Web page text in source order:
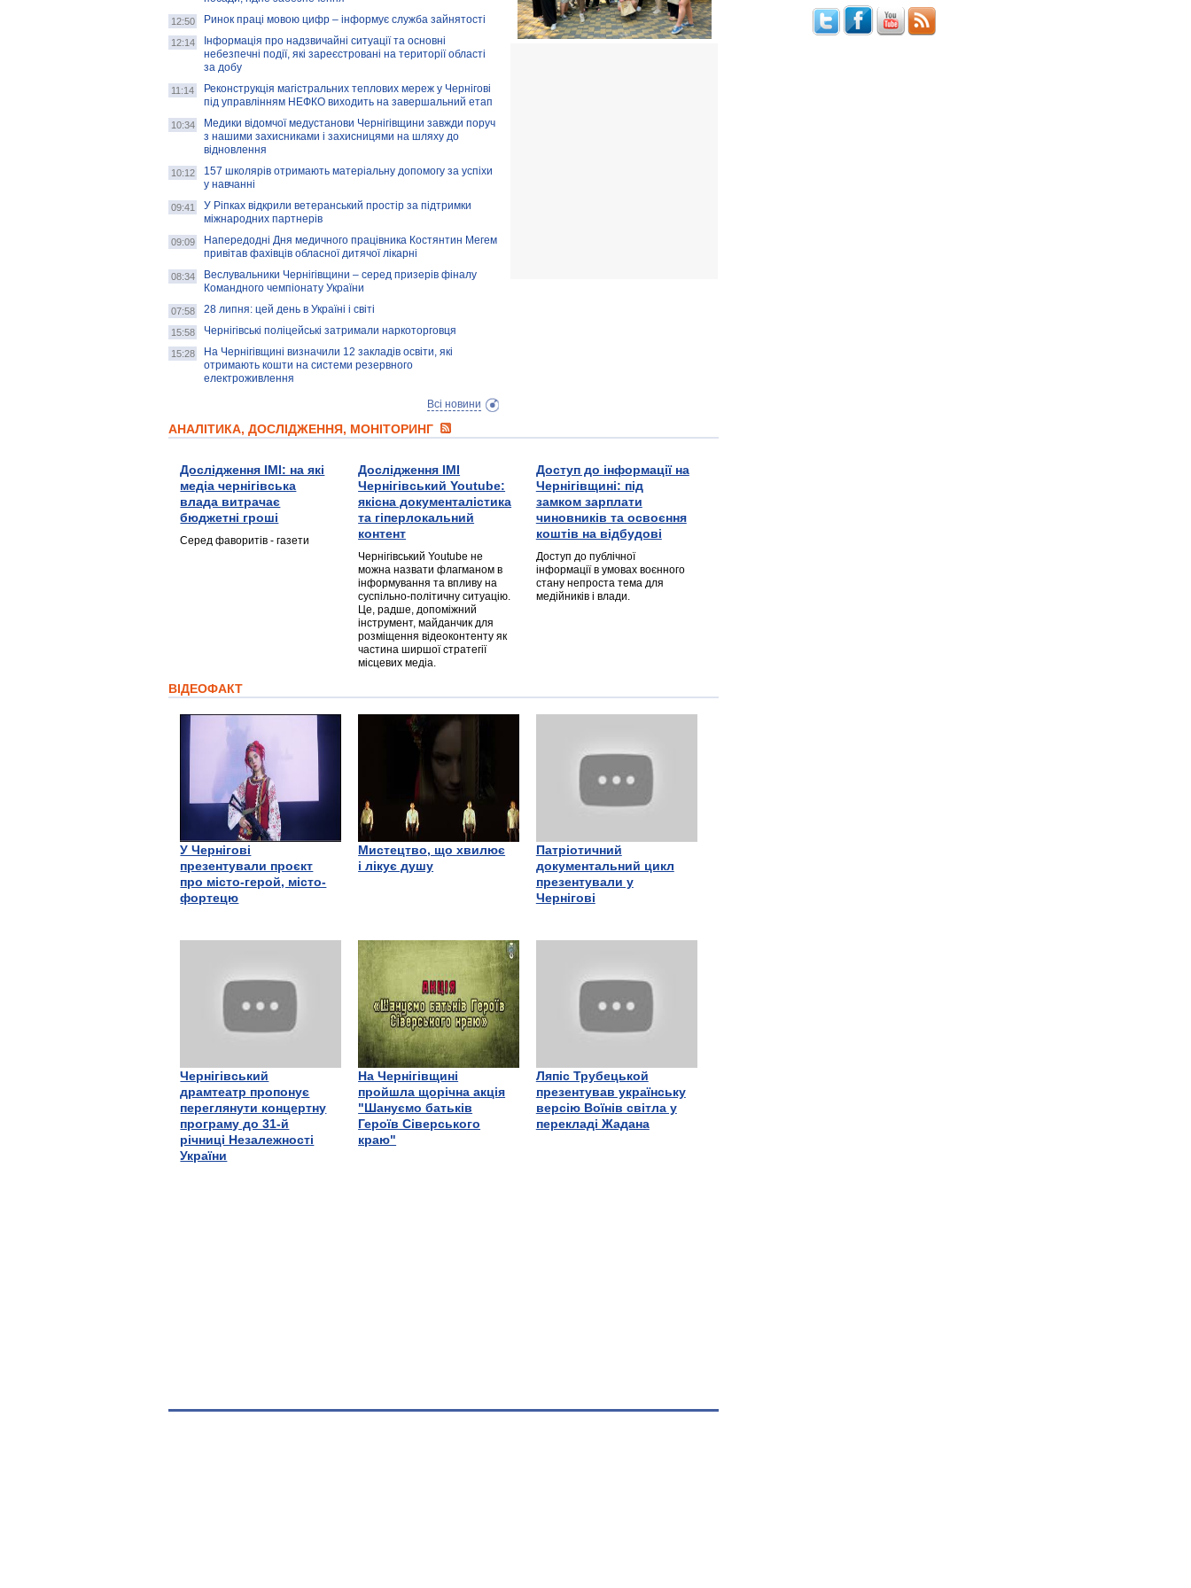
12:50 Ринок праці мовою цифр – інформує служба зайнятості
12:14
Інформація про надзвичайні ситуації та основні
небезпечні події, які зареєстровані на території області
за добу
11:14
Реконструкція магістральних теплових мереж у Чернігові
під управлінням НЕФКО виходить на завершальний етап
10:34
Медики відомчої медустанови Чернігівщини завжди поруч
з нашими захисниками і захисницями на шляху до
відновлення
10:12
157 школярів отримають матеріальну допомогу за успіхи
у навчанні
09:41
У Ріпках відкрили ветеранський простір за підтримки
міжнародних партнерів
09:09
Напередодні Дня медичного працівника Костянтин Мегем
привітав фахівців обласної дитячої лікарні
08:34
Веслувальники Чернігівщини – серед призерів фіналу
Командного чемпіонату України
07:58 28 липня: цей день в Україні і світі
15:58 Чернігівські поліцейські затримали наркоторговця
15:28
На Чернігівщині визначили 12 закладів освіти, які
отримають кошти на системи резервного
електроживлення
Всі новини
АНАЛІТИКА, ДОСЛІДЖЕННЯ, МОНІТОРИНГ
Дослідження ІМІ: на які
медіа чернігівська
влада витрачає
бюджетні гроші
Серед фаворитів - газети
Дослідження ІМІ
Чернігівський Youtube:
якісна документалістика
та гіперлокальний
контент
Чернігівський Youtube не
можна назвати флагманом в
інформування та впливу на
суспільно-політичну ситуацію.
Це, радше, допоміжний
інструмент, майданчик для
розміщення відеоконтенту як
частина ширшої стратегії
місцевих медіа.
Доступ до інформації на
Чернігівщині: під
замком зарплати
чиновників та освоєння
коштів на відбудові
Доступ до публічної
інформації в умовах воєнного
стану непроста тема для
медійників і влади.
ВІДЕОФАКТ
У Чернігові
презентували проєкт
про місто-герой, місто-
фортецю
Мистецтво, що хвилює
і лікує душу
Патріотичний
документальний цикл
презентували у
Чернігові
Чернігівський
драмтеатр пропонує
переглянути концертну
програму до 31-й
річниці Незалежності
України
На Чернігівщині
пройшла щорічна акція
"Шануємо батьків
Героїв Сіверського
краю"
Ляпіс Трубецькой
презентував українську
версію Воїнів світла у
перекладі Жадана